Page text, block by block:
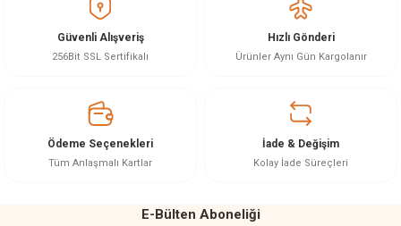
Görüş ve önerileriniz için teşekkür ederiz.
Ürün resmi kalitesiz, bozuk veya görüntülenemiyor.
Ürün bilgilerinde hatalar bulunuyor.
Bu ürüne benzer farklı alternatifler olmalı.
Güvenli Alışveriş
256Bit SSL Sertifikalı
Hızlı Gönderi
Ürünler Aynı Gün Kargolanır
Ödeme Seçenekleri
Tüm Anlaşmalı Kartlar
İade & Değişim
Kolay İade Süreçleri
E-Bülten Aboneliği